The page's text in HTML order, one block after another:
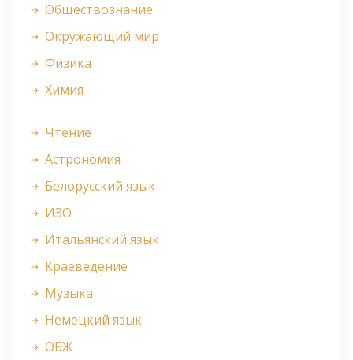
Обществознание
Окружающий мир
Физика
Химия
Чтение
Астрономия
Белорусский язык
ИЗО
Итальянский язык
Краеведение
Музыка
Немецкий язык
ОБЖ